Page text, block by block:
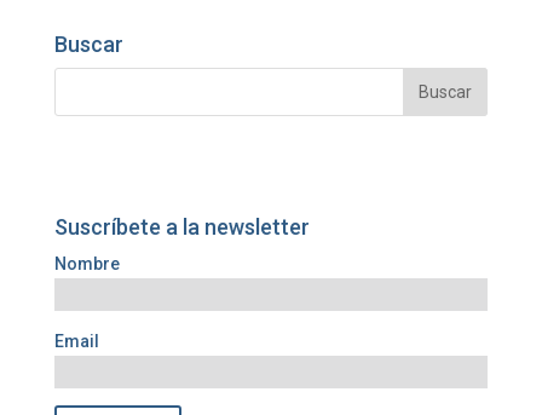
Buscar
Suscríbete a la newsletter
Nombre
Email